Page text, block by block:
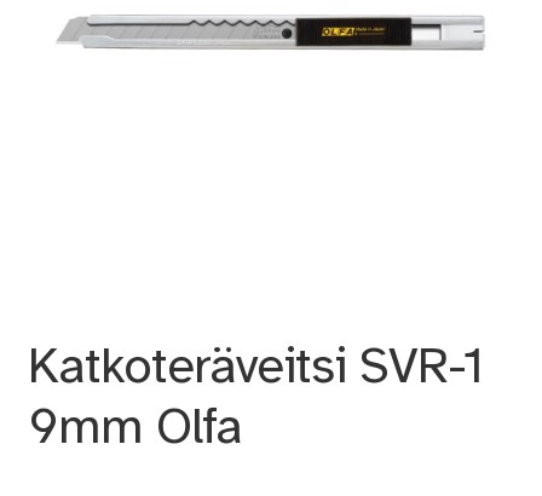
Katkoteräveitsi SVR-1
9mm Olfa